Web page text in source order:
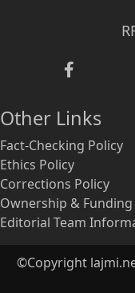
Other Links
Fact-Checking Policy
Ethics Policy
Corrections Policy
Ownership &
Editorial Team
©Copyright